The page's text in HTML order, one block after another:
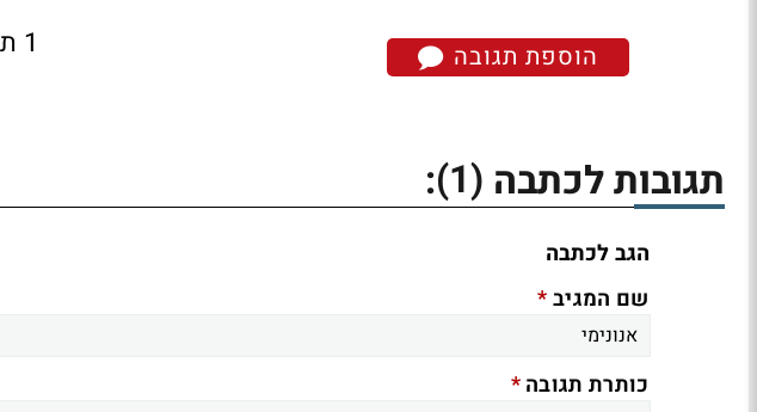
הוספת תגובה 1 תגובות
תגובות לכתבה (1)
:
הגב לכתבה
שם המגיב*
כותרת תגובה*